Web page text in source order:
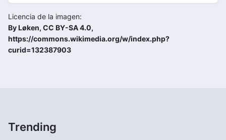
Licencia de la imagen:
By Løken, CC BY-SA 4.0,
https://commons.wikimedia.org/w/index.php?
curid=132387903
Trending